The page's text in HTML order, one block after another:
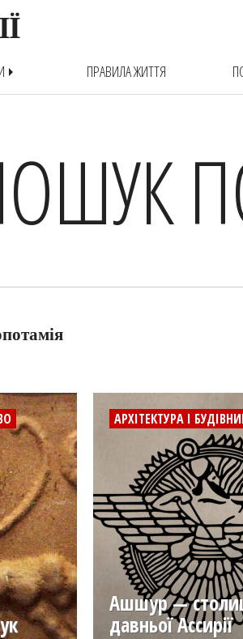
arrow_right ПРАВИЛА ЖИТТЯ
АРХІТЕКТУРА І
Ашшур —
давньої Ассирії